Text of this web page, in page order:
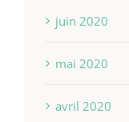
juin 2020
mai 2020
avril 2020